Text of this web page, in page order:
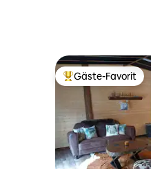
Beliebter Gäste-
Gäste-Favorit